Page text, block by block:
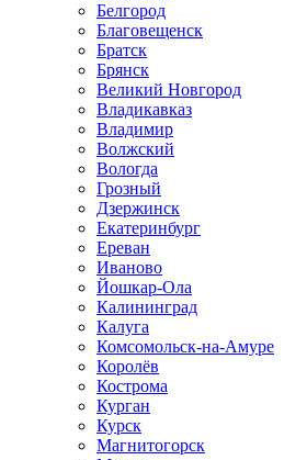
Белгород
Благовещенск
Братск
Брянск
Великий Новгород
Владикавказ
Владимир
Волжский
Вологда
Грозный
Дзержинск
Екатеринбург
Ереван
Иваново
Йошкар-Ола
Калининград
Калуга
Комсомольск-на-Амуре
Королёв
Кострома
Курган
Курск
Магнитогорск